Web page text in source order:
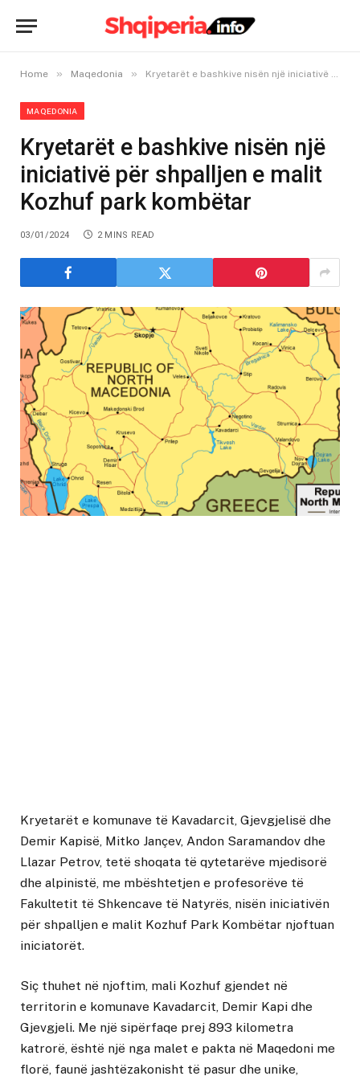
Home » Maqedonia » Kryetarët e bashkive nisën një iniciativë për shpalljen e malit Kozhuf park kombëtar
MAQEDONIA
Kryetarët e bashkive nisën një
iniciativë për shpalljen e malit
Kozhuf park kombëtar
03/01/2024 2 MINS READ
Kryetarët e komunave të Kavadarcit, Gjevgjelisë dhe
Demir Kapisë, Mitko Jançev, Andon Saramandov dhe
Llazar Petrov, tetë shoqata të qytetarëve mjedisorë
dhe alpinistë, me mbështetjen e profesorëve të
Fakultetit të Shkencave të Natyrës, nisën iniciativën
për shpalljen e malit Kozhuf Park Kombëtar njoftuan
iniciatorët.
Siç thuhet në njoftim, mali Kozhuf gjendet në
territorin e komunave Kavadarcit, Demir Kapi dhe
Gjevgjeli. Me një sipërfaqe prej 893 kilometra
katrorë, është një nga malet e pakta në Maqedoni me
florë, faunë jashtëzakonisht të pasur dhe unike,